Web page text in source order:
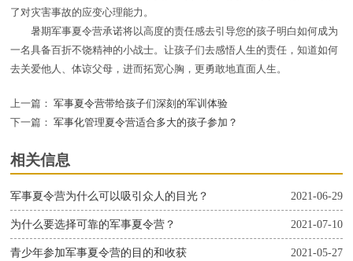
了对灾害事故的应变心理能力。
暑期军事夏令营承诺将以高度的责任感去引导您的孩子明白如何成为
一名具备百折不饶精神的小战士。让孩子们去感悟人生的责任，知道如何
去关爱他人、体谅父母，进而拓宽心胸，更勇敢地直面人生。
上一篇： 军事夏令营带给孩子们深刻的军训体验
下一篇： 军事化管理夏令营适合多大的孩子参加？
相关信息
2021-06-29
军事夏令营为什么可以吸引众人的目光？
2021-07-10
为什么要选择可靠的军事夏令营？
2021-05-27
青少年参加军事夏令营的目的和收获